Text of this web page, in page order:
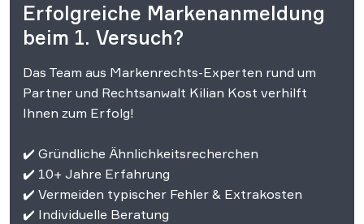
Erfolgreiche Markenanmeldung
beim 1. Versuch?
Das Team aus Markenrechts-Experten rund um
Partner und Rechtsanwalt Kilian Kost verhilft
Ihnen zum Erfolg!
✔️ Gründliche Ähnlichkeitsrecherchen
✔️ 10+ Jahre Erfahrung
✔️ Vermeiden typischer Fehler & Extrakosten
✔️ Individuelle Beratung